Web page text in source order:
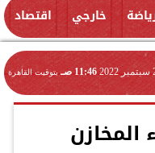
خارجي اقتصاد
11:46 صـ بتوقيت القاهرة
المخازن